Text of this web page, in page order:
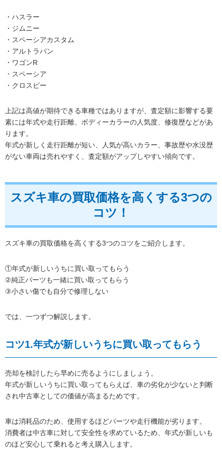
・ハスラー
・ジムニー
・スペーシアカスタム
・アルトラパン
・ワゴンR
・スペーシア
・クロスビー
上記は高値が期待できる車種ではありますが、査定額に影響する要
素には年式や走行距離、ボディーカラーの人気度、修復歴などがあ
ります。
年式が新しく走行距離が短い、人気が高いカラー、事故歴や水没歴
がない車両は売れやすく、査定額がアップしやすい傾向です。
スズキ車の買取価格を高くする3つの
コツ！
スズキ車の買取価格を高くする3つのコツをご紹介します。
①年式が新しいうちに買い取ってもらう
②純正パーツも一緒に買い取ってもらう
③小さい傷でも自分で修理しない
では、一つずつ解説します。
コツ1.年式が新しいうちに買い取ってもらう
売却を検討したら早めに売るようにしましょう。
年式が新しいうちに買い取ってもらえば、車の劣化が少ないと判断
され中古車としての価値が高まるためです。
車は消耗品のため、使用するほどパーツや走行機能が劣ります。
消費者は中古車に対して安全性を求めているため、年式が新しいも
のほど安心して乗れると考え購入します。